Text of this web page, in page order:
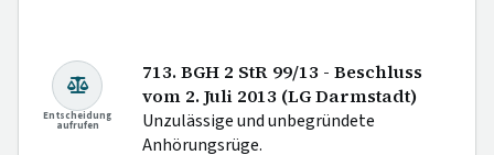
Entscheidung
aufrufen
713. BGH 2 StR 99/13 - Beschluss
vom 2. Juli 2013 (LG Darmstadt)
Unzulässige und unbegründete
Anhörungsrüge.